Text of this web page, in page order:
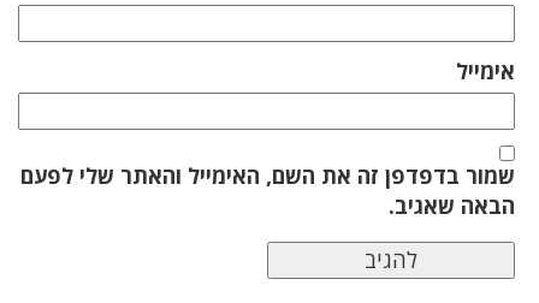
אימייל
שמור בדפדפן זה את השם, האימייל והאתר שלי לפעם
הבאה שאגיב.